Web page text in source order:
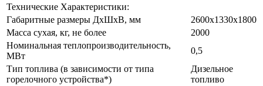
Технические Характеристики:
Габаритные размеры ДхШхВ, мм
2600х1330х1800
Масса сухая, кг, не более
2000
Номинальная теплопроизводительность,
МВт
0,5
Тип топлива (в зависимости от типа
горелочного устройства*)
Дизельное
топливо